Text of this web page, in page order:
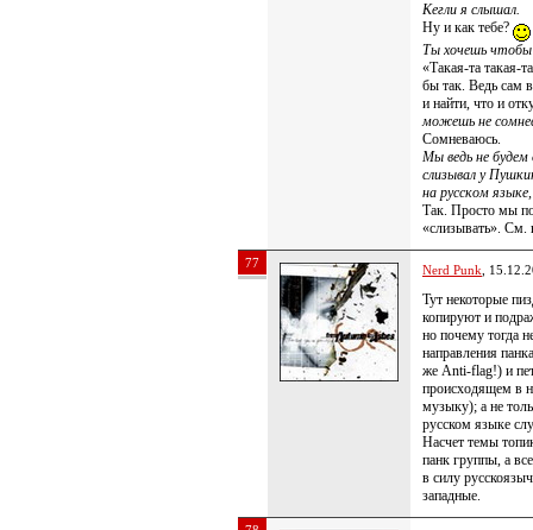
Кегли я слышал.
Ну и как тебе?
Ты хочешь чтобы
«Такая-та
бы так. Ведь сам
и найти, что и
можешь не
Сомневаюсь.
Мы ведь не
слизывал у
на русском
Так. Просто мы
«слизывать». См.
77 Nerd Punk ,
Тут некоторые
копируют и
но почему тогда
направления
же Anti-flag!) и
происходящем в
музыку); а не
русском языке
Насчет темы
панк группы, а
в силу
западные.